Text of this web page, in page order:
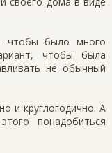
чтобы было много
чтобы была
не обычный
и круглогодично. А
понадобиться